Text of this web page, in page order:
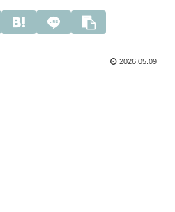
2026.05.09